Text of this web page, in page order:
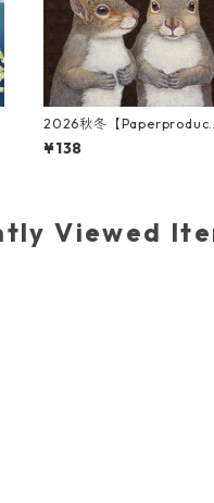
2026秋冬【
Design】バラ売り2枚 ラン
チサイズ ペーパーナプキン
¥138
Viewed